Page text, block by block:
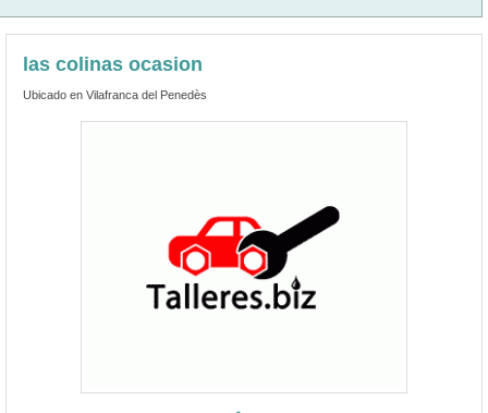
las colinas ocasion
Ubicado en Vilafranca del Penedès